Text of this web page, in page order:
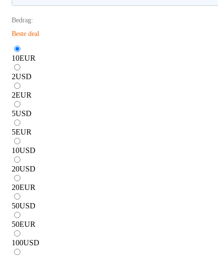
Bedrag:
Beste deal
10EUR
2USD
2EUR
5USD
5EUR
10USD
20USD
20EUR
50USD
50EUR
100USD